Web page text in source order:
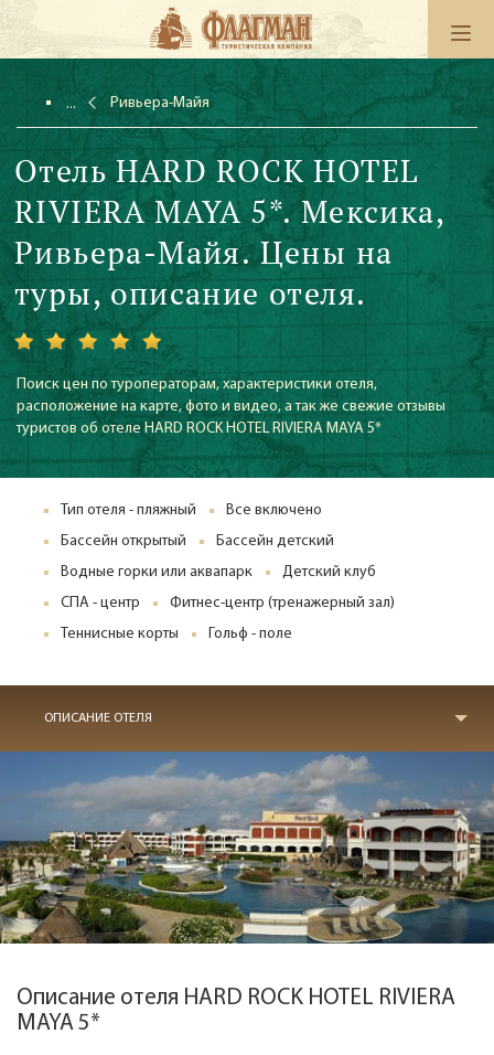
Ривьера-Майя
Отель HARD ROCK HOTEL
RIVIERA MAYA 5*. Мексика,
Ривьера-Майя. Цены на
туры, описание отеля.
Поиск цен по туроператорам, характеристики отеля,
расположение на карте, фото и видео, а так же свежие отзывы
туристов об отеле HARD ROCK HOTEL RIVIERA MAYA 5*
Тип отеля - пляжный
Все включено
Бассейн открытый
Бассейн детский
Водные горки или аквапарк
Детский клуб
СПА - центр
Фитнес-центр (тренажерный зал)
Теннисные корты
Гольф - поле
ОПИСАНИЕ ОТЕЛЯ
Описание отеля HARD ROCK HOTEL RIVIERA
MAYA 5*